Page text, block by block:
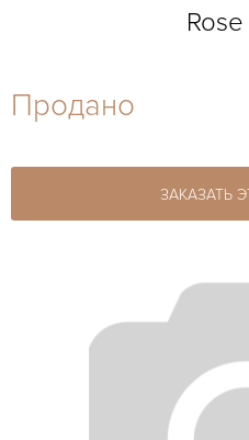
27-44
Продано
ЗАКАЗАТЬ